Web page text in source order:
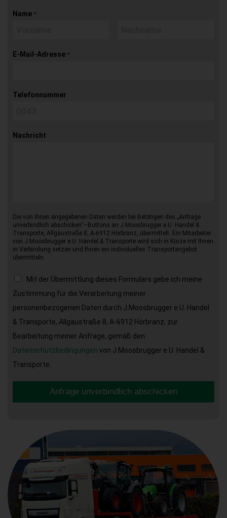
Name *
E-Mail-Adresse *
Telefonnummer
Nachricht
Die von Ihnen angegebenen Daten werden bei Betätigen des „Anfrage
unverbindlich abschicken“–Buttons an J.Moosbrugger e.U. Handel &
Transporte, Allgäustraße 8, A-6912 Hörbranz, übermittelt. Ein Mitarbeiter
von J.Moosbrugger e.U. Handel & Transporte wird sich in Kürze mit Ihnen
in Verbindung setzen und Ihnen ein individuelles Transportangebot
übermitteln.
Mit der Übermittlung dieses Formulars gebe ich meine
Zustimmung für die Verarbeitung meiner
personenbezogenen Daten durch J.Moosbrugger e.U. Handel
& Transporte, Allgäustraße 8, A-6912 Hörbranz, zur
Bearbeitung meiner Anfrage, gemäß den
Datenschutzbedingungen von J.Moosbrugger e.U. Handel &
Transporte.
Anfrage unverbindlich abschicken